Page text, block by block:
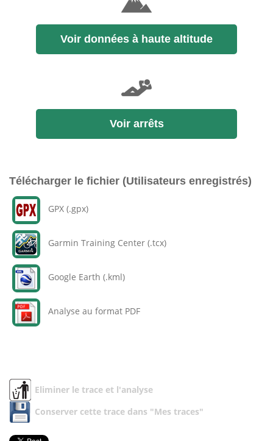
Voir données à haute altitude
Voir arrêts
Télécharger le fichier (Utilisateurs enregistrés)
GPX (.gpx)
Garmin Training Center (.tcx)
Google Earth (.kml)
Analyse au format PDF
Eliminer le trace et l'analyse
Conserver cette trace dans "Mes traces"